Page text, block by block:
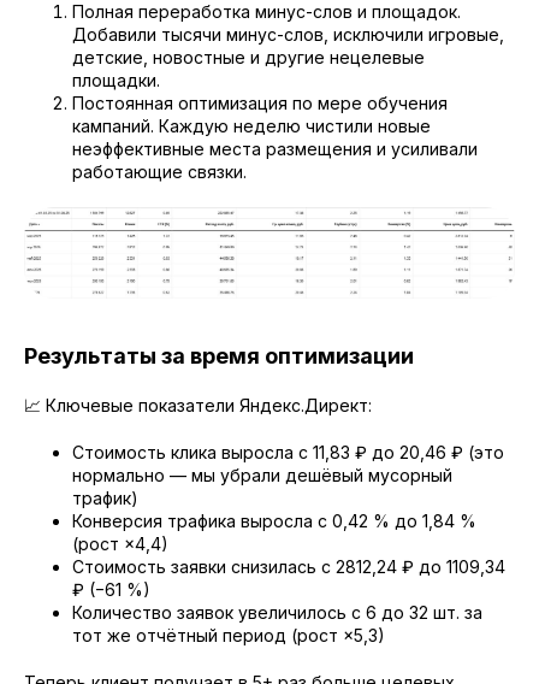
Полная переработка минус-слов и площадок.
Добавили тысячи минус-слов, исключили игровые,
детские, новостные и другие нецелевые
площадки.
Постоянная оптимизация по мере обучения
кампаний. Каждую неделю чистили новые
неэффективные места размещения и усиливали
работающие связки.
Результаты за время оптимизации
📈 Ключевые показатели Яндекс.Директ:
Стоимость клика выросла с 11,83 ₽ до 20,46 ₽ (это
нормально — мы убрали дешёвый мусорный
трафик)
Конверсия трафика выросла с 0,42 % до 1,84 %
(рост ×4,4)
Стоимость заявки снизилась с 2812,24 ₽ до 1109,34
₽ (−61 %)
Количество заявок увеличилось с 6 до 32 шт. за
тот же отчётный период (рост ×5,3)